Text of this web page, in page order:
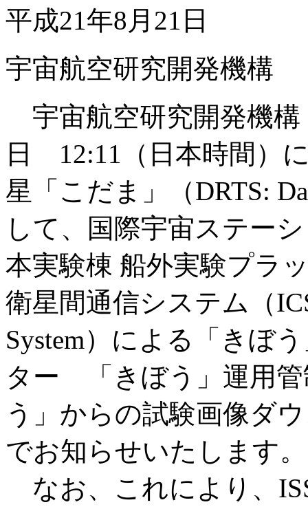
平成21年8月21日
宇宙航空研究開発機構
宇宙航空研究開発機構
日 12:11（日本時間）
星「こだま」（DRTS:
して、国際宇宙ステー
本実験棟 船外実験プラ
衛星間通信システム（
System）による「きぼ
ター 「きぼう」運用管
う」からの試験画像ダ
でお知らせいたします。
なお、これにより、